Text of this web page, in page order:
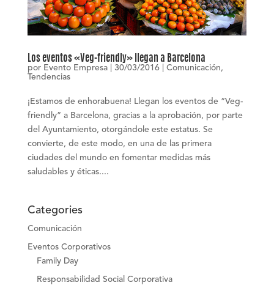
Los eventos «Veg-friendly» llegan a Barcelona
por Evento Empresa| 30/03/2016| Comunicación,
Tendencias
¡Estamos de enhorabuena! Llegan los eventos de “Veg-
friendly” a Barcelona, gracias a la aprobación, por parte
del Ayuntamiento, otorgándole este estatus. Se
convierte, de este modo, en una de las primera
ciudades del mundo en fomentar medidas más
saludables y éticas....
Categories
Comunicación
Eventos Corporativos
Family Day
Responsabilidad Social Corporativa